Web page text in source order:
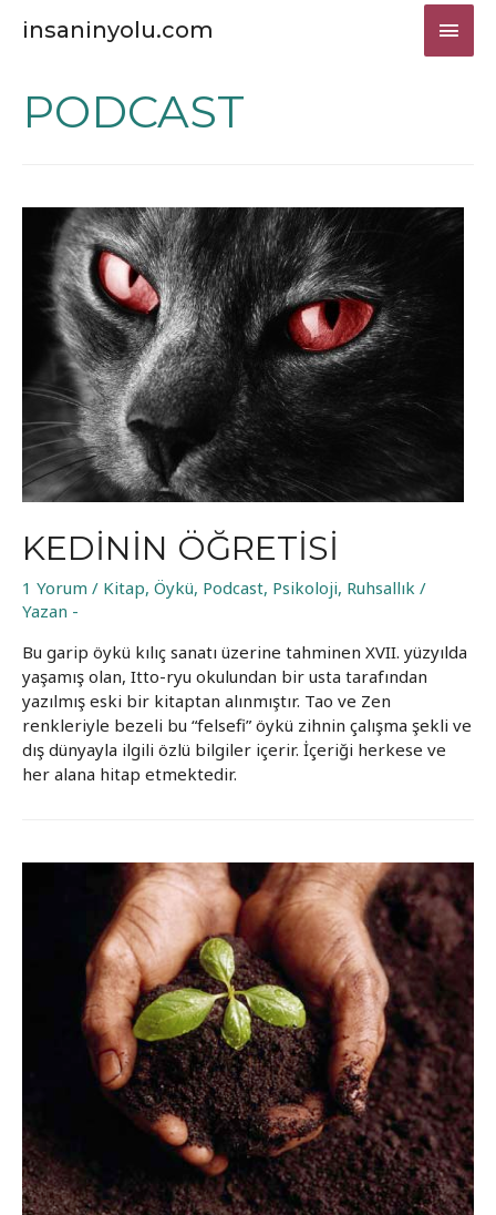
insaninyolu.com
ANA
PODCAST
KEDININ ÖĞRETISI
1 Yorum / Kitap, Öykü, Podcast, Psikoloji, Ruhsallık /
Yazan -
Bu garip öykü kılıç sanatı üzerine tahminen XVII. yüzyılda
yaşamış olan, Itto-ryu okulundan bir usta tarafından
yazılmış eski bir kitaptan alınmıştır. Tao ve Zen
renkleriyle bezeli bu “felsefi” öykü zihnin çalışma şekli ve
dış dünyayla ilgili özlü bilgiler içerir. İçeriği herkese ve
her alana hitap etmektedir.